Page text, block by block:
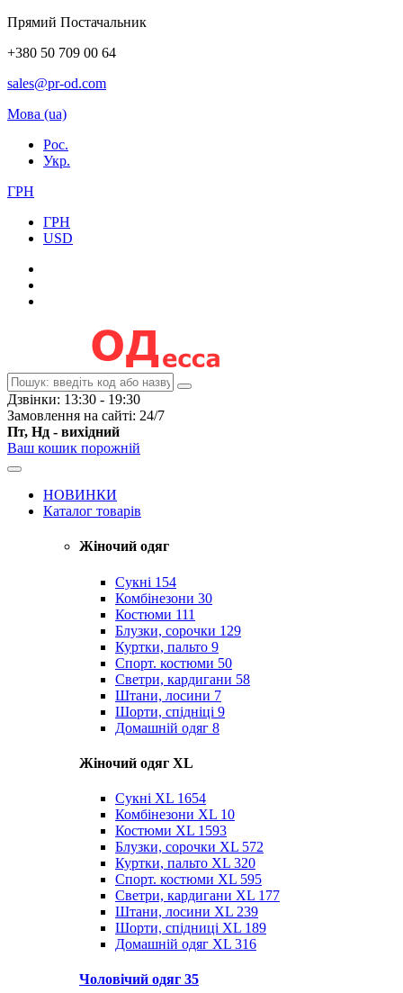
Прямий Постачальник
+380 50 709 00 64
sales@pr-od.com
Мова (ua)
Рос.
Укр.
ГРН
ГРН
USD
Дзвінки: 13:30 - 19:30
Замовлення на сайті: 24/7
Пт, Нд - вихідний
Ваш кошик порожній
НОВИНКИ
Каталог товарів
Жіночий одяг
Сукні 154
Комбінезони 30
Костюми 111
Блузки, сорочки 129
Куртки, пальто 9
Спорт. костюми 50
Светри, кардигани 58
Штани, лосини 7
Шорти, спідніці 9
Домашній одяг 8
Жіночий одяг XL
Cукні XL 1654
Комбінезони XL 10
Костюми XL 1593
Блузки, сорочки XL 572
Куртки, пальто XL 320
Спорт. костюми XL 595
Светри, кардигани XL 177
Штани, лосини XL 239
Шорти, спідниці XL 189
Домашній одяг XL 316
Чоловічий одяг 35